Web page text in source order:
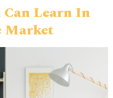
Learn In
Market